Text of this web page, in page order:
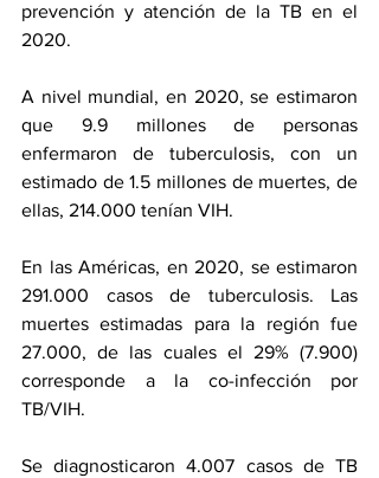
prevención y atención de la TB en el
2020.
A nivel mundial, en 2020, se estimaron
que 9.9 millones de personas
enfermaron de tuberculosis, con un
estimado de 1.5 millones de muertes, de
ellas, 214.000 tenían VIH.
En las Américas, en 2020, se estimaron
291.000 casos de tuberculosis. Las
muertes estimadas para la región fue
27.000, de las cuales el 29% (7.900)
corresponde a la co-infección por
TB/VIH.
Se diagnosticaron 4.007 casos de TB